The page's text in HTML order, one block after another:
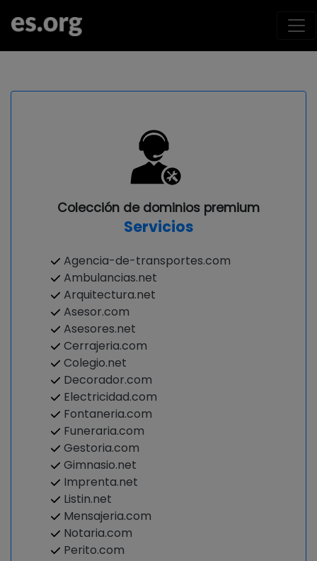
Colección de dominios premium
Servicios
Agencia-de-transportes.com
Ambulancias.net
Arquitectura.net
Asesor.com
Asesores.net
Cerrajeria.com
Colegio.net
Decorador.com
Electricidad.com
Fontaneria.com
Funeraria.com
Gestoria.com
Gimnasio.net
Imprenta.net
Listin.net
Mensajeria.com
Notaria.com
Perito.com